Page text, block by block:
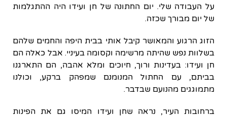
על העבודה שלי. יום החתונה של חן ועידו היה ההתגלמות
של יום מבורך שכזה.
הזוג הרגוע והמאושר קיבל אותי בבית היפה והחמים שלהם
בשלוות נפש שהיתה מרשימה וקסומה בעיניי. אבל כאלה הם
חן ועידו: בעדינות ורוך, חיוכים ומלא אהבה, הם התארגנו
בביתם, עם החתול המנומנם שמפהק ברקע, וכולנו
מתמוגגים מהנועם שבדבר.
ברחובות העיר, נראה שחן ועידו המיסו גם את הפינות